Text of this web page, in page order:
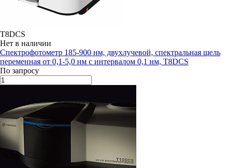
T8DCS
Нет в наличии
Спектрофотометр 185-900 нм, двухлучевой, спектральная щель
переменная от 0,1-5,0 нм с интервалом 0,1 нм, T8DCS
По запросу